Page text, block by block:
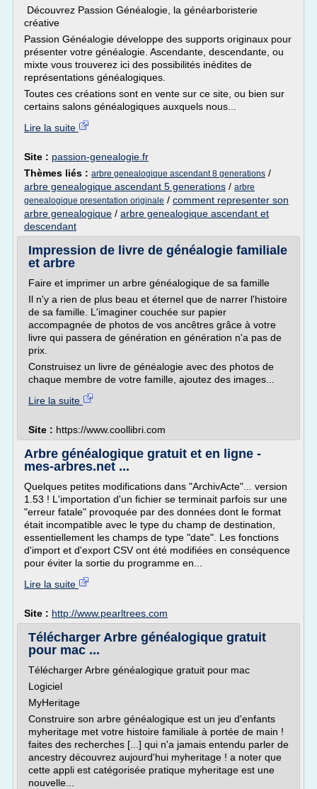
Découvrez Passion Généalogie, la généarboristerie
créative
Passion Généalogie développe des supports originaux pour
présenter votre généalogie. Ascendante, descendante, ou
mixte vous trouverez ici des possibilités inédites de
représentations généalogiques.
Toutes ces créations sont en vente sur ce site, ou bien sur
certains salons généalogiques auxquels nous...
Lire la suite
Site : passion-genealogie.fr
Thèmes liés : arbre genealogique ascendant 8 generations /
arbre genealogique ascendant 5 generations / arbre
genealogique presentation originale / comment representer son
arbre genealogique / arbre genealogique ascendant et
descendant
Impression de livre de généalogie familiale
et arbre
Faire et imprimer un arbre généalogique de sa famille
Il n'y a rien de plus beau et éternel que de narrer l'histoire
de sa famille. L'imaginer couchée sur papier
accompagnée de photos de vos ancêtres grâce à votre
livre qui passera de génération en génération n'a pas de
prix.
Construisez un livre de généalogie avec des photos de
chaque membre de votre famille, ajoutez des images...
Lire la suite
Site : https://www.coollibri.com
Arbre généalogique gratuit et en ligne -
mes-arbres.net ...
Quelques petites modifications dans "ArchivActe"... version
1.53 ! L'importation d'un fichier se terminait parfois sur une
"erreur fatale" provoquée par des données dont le format
était incompatible avec le type du champ de destination,
essentiellement les champs de type "date". Les fonctions
d'import et d'export CSV ont été modifiées en conséquence
pour éviter la sortie du programme en...
Lire la suite
Site : http://www.pearltrees.com
Télécharger Arbre généalogique gratuit
pour mac ...
Télécharger Arbre généalogique gratuit pour mac
Logiciel
MyHeritage
Construire son arbre généalogique est un jeu d'enfants
myheritage met votre histoire familiale à portée de main !
faites des recherches [...] qui n'a jamais entendu parler de
ancestry découvrez aujourd'hui myheritage ! a noter que
cette appli est catégorisée pratique myheritage est une
nouvelle...